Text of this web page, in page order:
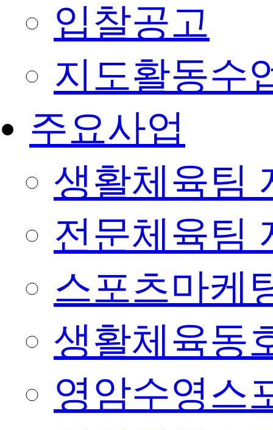
입찰공고
지도활동수
주요사업
생활체육팀
전문체육팀
스포츠마케
생활체육동
영암수영스